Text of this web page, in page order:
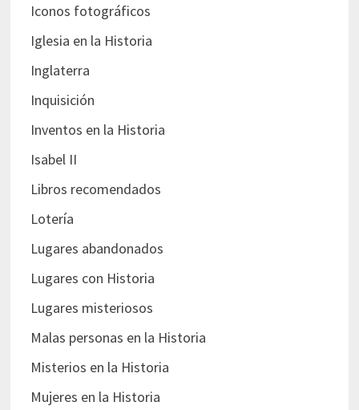
Iconos fotográficos
Iglesia en la Historia
Inglaterra
Inquisición
Inventos en la Historia
Isabel II
Libros recomendados
Lotería
Lugares abandonados
Lugares con Historia
Lugares misteriosos
Malas personas en la Historia
Misterios en la Historia
Mujeres en la Historia